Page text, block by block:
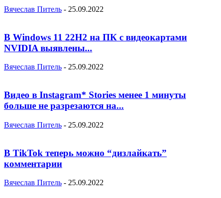
Вячеслав Питель - 25.09.2022
В Windows 11 22H2 на ПК с видеокартами
NVIDIA выявлены...
Вячеслав Питель - 25.09.2022
Видео в Instagram* Stories менее 1 минуты
больше не разрезаются на...
Вячеслав Питель - 25.09.2022
В TikTok теперь можно “дизлайкать”
комментарии
Вячеслав Питель - 25.09.2022